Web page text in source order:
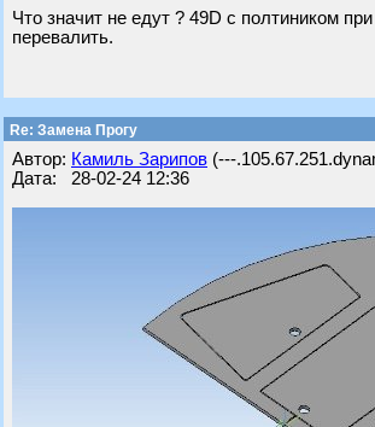
Что значит не едут ? 49D с полтиником
перевалить.
Re: Замена Прогу
Автор: Камиль Зарипов (---
Дата: 28-02-24 12:36